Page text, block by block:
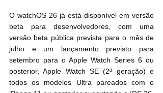
O watchOS 26 já está disponível em versão
beta para desenvolvedores, com uma
versão beta pública prevista para o mês de
julho e um lançamento previsto para
setembro para o Apple Watch Series 6 ou
posterior, Apple Watch SE (2ª geração) e
todos os modelos Ultra pareados com o